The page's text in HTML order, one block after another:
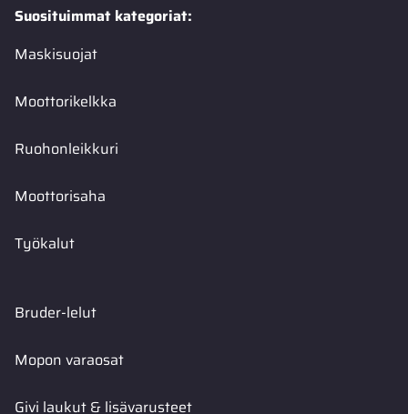
Suosituimmat kategoriat:
Maskisuojat
Moottorikelkka
Ruohonleikkuri
Moottorisaha
Työkalut
Bruder-lelut
Mopon varaosat
Givi laukut & lisävarusteet